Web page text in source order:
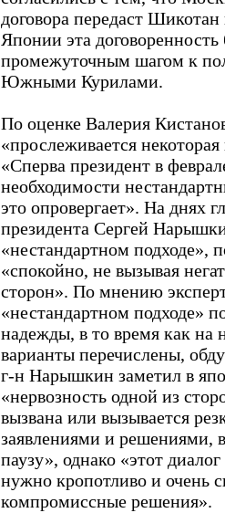
договора передаст
Японии эта
промежуточным шагом к
Южными Курилами.
По оценке Валерия
«прослеживается
«Сперва президент в
необходимости
это опровергает». На днях
президента Сергей
«нестандартном подходе»,
«спокойно, не вызывая
сторон». По мнению
«нестандартном подходе»
надежды, в то время как на
варианты перечислены,
г-н Нарышкин заметил в
«нервозность одной из
вызвана или вызывается
заявлениями и решениями,
паузу», однако «этот
нужно кропотливо и очень
компромиссные решения».